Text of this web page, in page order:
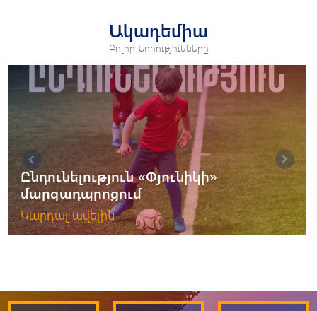
Ակադեմիա
Բոլոր Նորությունները
Ընդունելություն «Փյունիկի»
մարզադպրոցում
Կարդալ ավելին